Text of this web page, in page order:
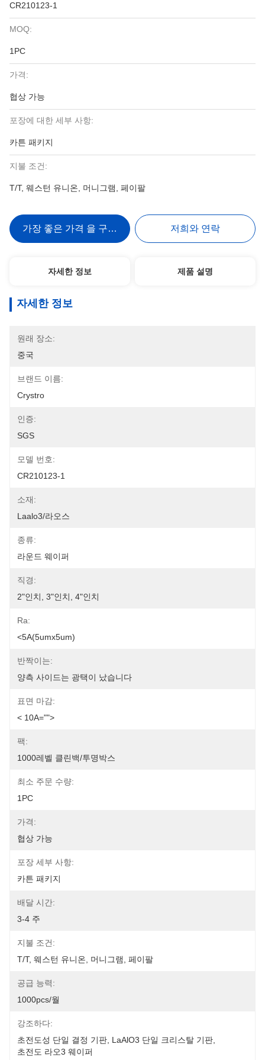
CR210123-1
MOQ:
1PC
가격:
협상 가능
포장에 대한 세부 사항:
카튼 패키지
지불 조건:
T/T, 웨스턴 유니온, 머니그램, 페이팔
가장 좋은 가격 을 구하라 저희와 연락
자세한 정보 제품 설명
자세한 정보
원래 장소:
중국
브랜드 이름:
Crystro
인증:
SGS
모델 번호:
CR210123-1
소재:
Laalo3/라오스
종류:
라운드 웨이퍼
직경:
2"인치, 3"인치, 4"인치
Ra:
<5A(5umx5um)
반짝이는:
양측 사이드는 광택이 났습니다
표면 마감:
< 10A="">
팩:
1000레벨 클린백/투명박스
최소 주문 수량:
1PC
가격:
협상 가능
포장 세부 사항:
카튼 패키지
배달 시간:
3-4 주
지불 조건:
T/T, 웨스턴 유니온, 머니그램, 페이팔
공급 능력:
1000pcs/월
강조하다:
초전도성 단일 결정 기판 LaAlO3 단일 크리스탈 기판
초전도 라오3 웨이퍼